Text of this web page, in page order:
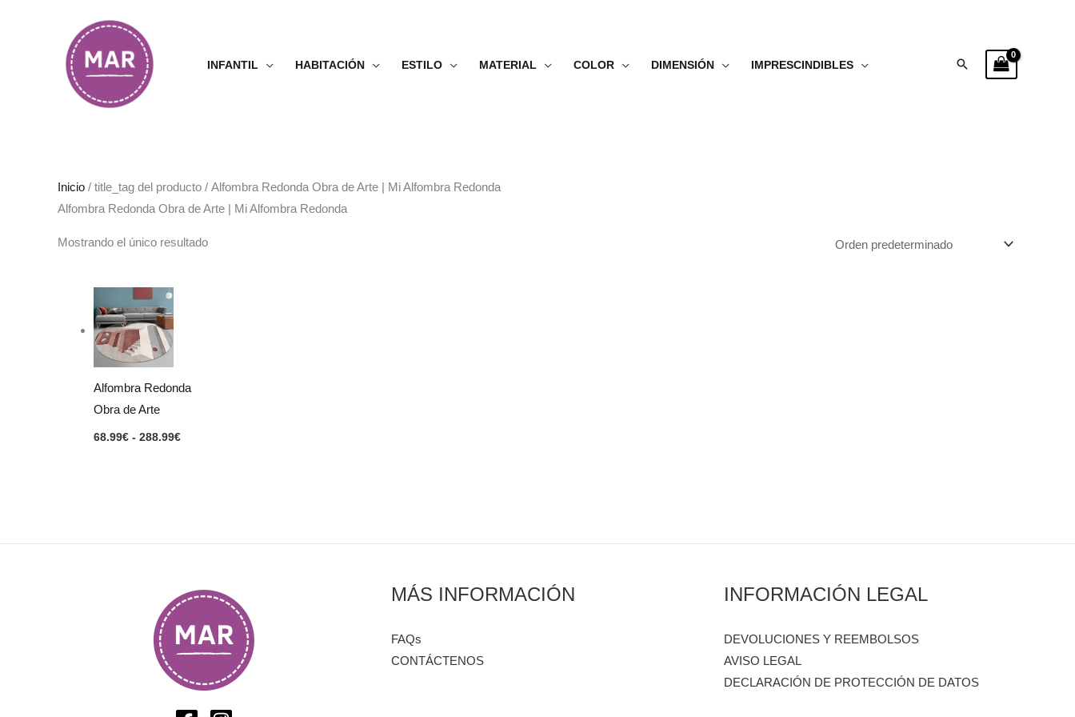
INFANTIL HABITACIÓN ESTILO MATERIAL COLOR DIMENSIÓN IMPRESCINDIBLES Buscar
Inicio / title_tag del producto / Alfombra Redonda Obra de Arte | Mi Alfombra Redonda
Alfombra Redonda Obra de Arte | Mi Alfombra Redonda
Mostrando el único resultado
Alfombra Redonda
Obra de Arte
68.99€ - 288.99€
MÁS INFORMACIÓN
FAQs
CONTÁCTENOS
INFORMACIÓN LEGAL
DEVOLUCIONES Y REEMBOLSOS
AVISO LEGAL
DECLARACIÓN DE PROTECCIÓN DE DATOS